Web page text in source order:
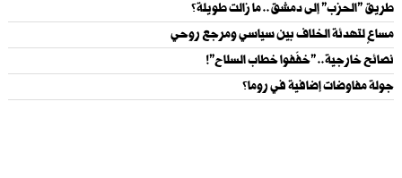
طريق "الحزب" إلى دمشق.. ما زالت طويلة؟
مساعٍ لتهدئة الخلاف بين سياسي ومرجع روحي
نصائح خارجية.. "خفّفوا خطاب السلاح"!
جولة مفاوضات إضافية في روما؟